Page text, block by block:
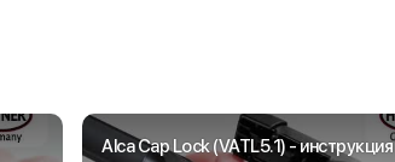
Alca Cap Lock (VATL5.1) - инструкция